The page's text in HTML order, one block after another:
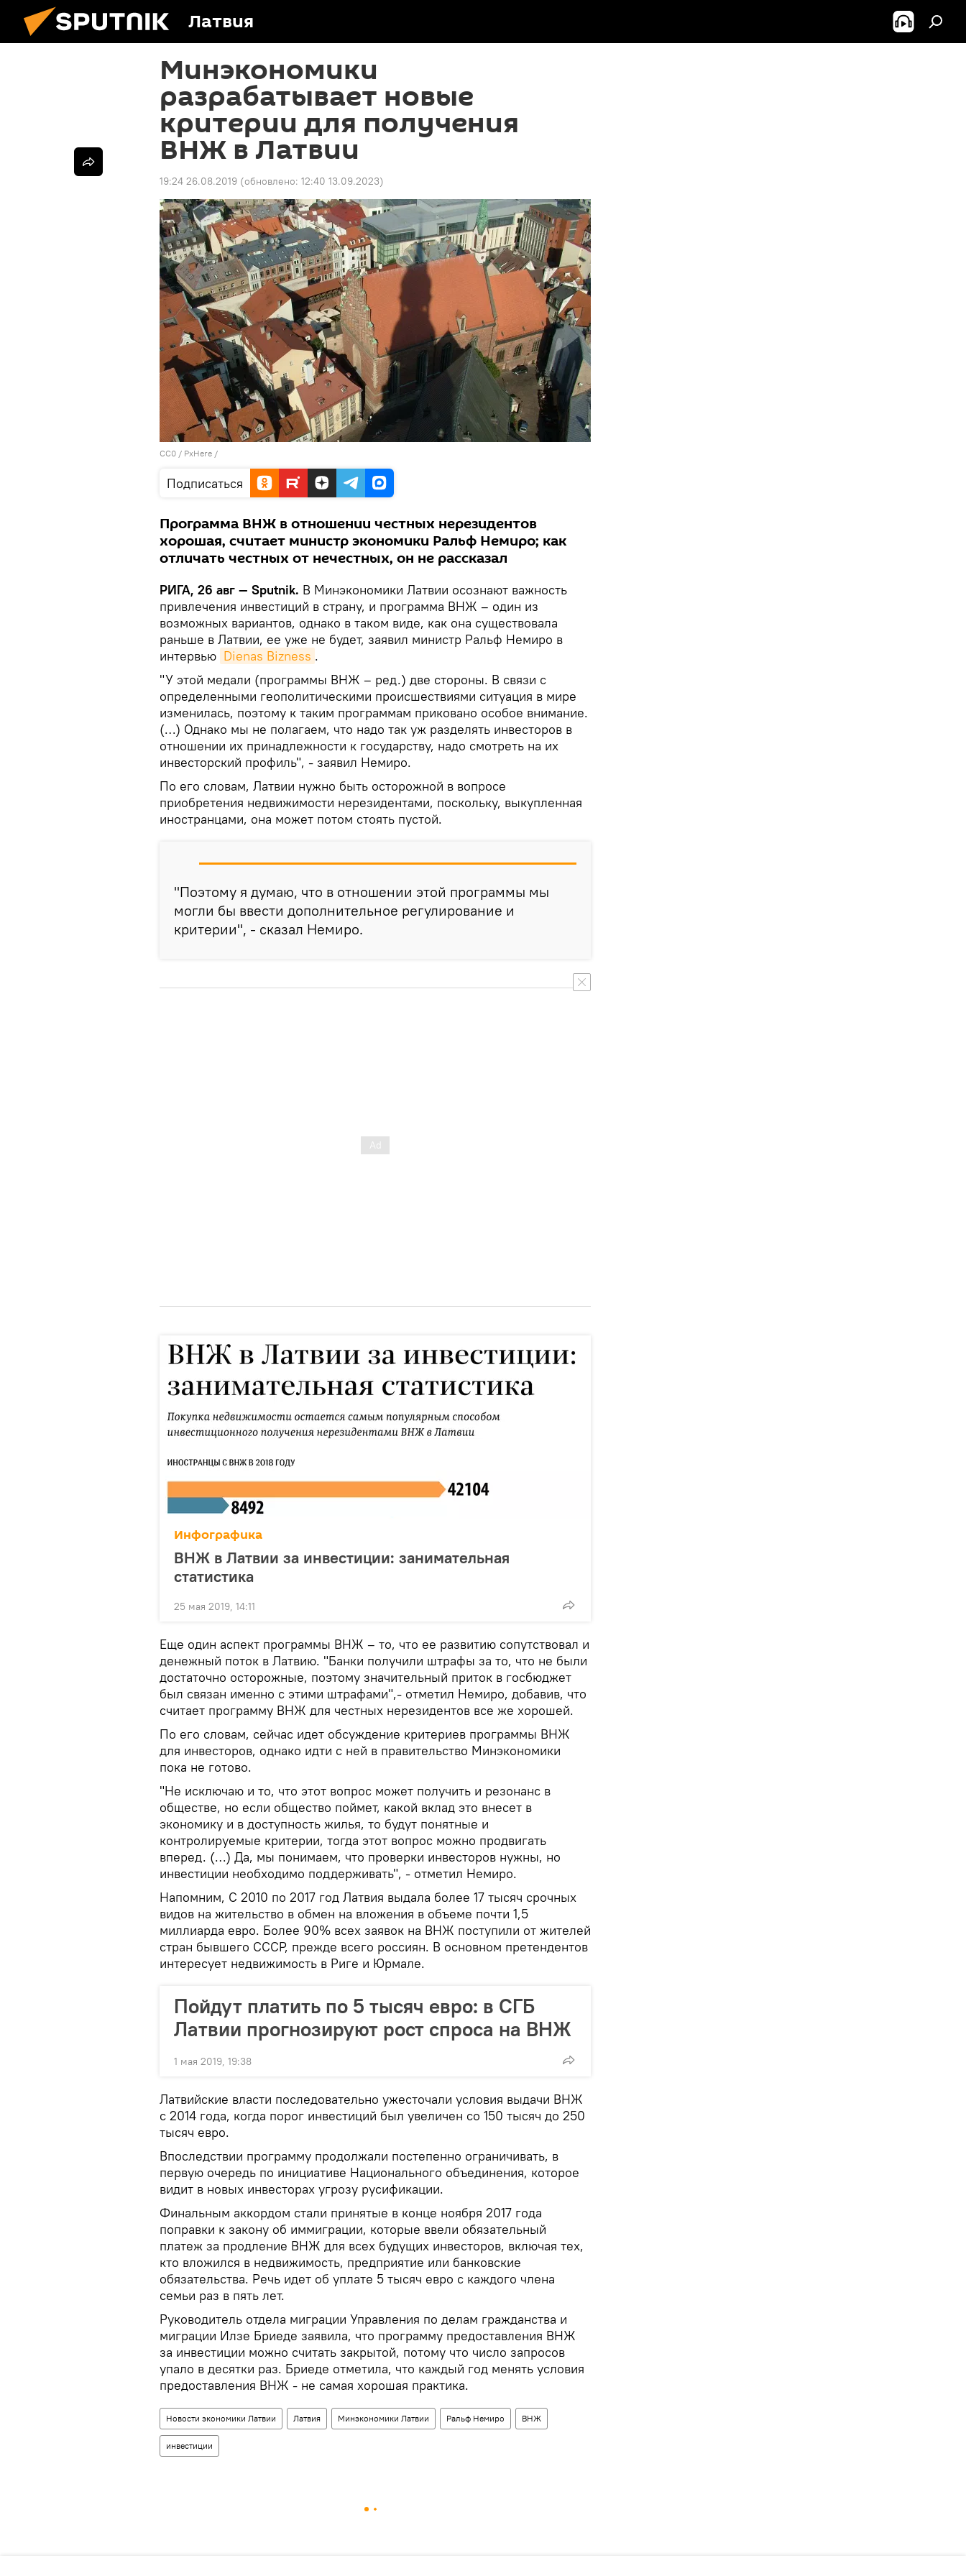
Латвия
Минэкономики
разрабатывает новые
критерии для получения
ВНЖ в Латвии
19:24 26.08.2019 (обновлено: 12:40 13.09.2023)
CC0 / PxHere /
Подписаться
Программа ВНЖ в отношении честных нерезидентов
хорошая, считает министр экономики Ральф Немиро; как
отличать честных от нечестных, он не рассказал
РИГА, 26 авг — Sputnik. В Минэкономики Латвии осознают важность
привлечения инвестиций в страну, и программа ВНЖ – один из
возможных вариантов, однако в таком виде, как она существовала
раньше в Латвии, ее уже не будет, заявил министр Ральф Немиро в
интервью Dienas Bizness .
"У этой медали (программы ВНЖ – ред.) две стороны. В связи с
определенными геополитическими происшествиями ситуация в мире
изменилась, поэтому к таким программам приковано особое внимание.
(…) Однако мы не полагаем, что надо так уж разделять инвесторов в
отношении их принадлежности к государству, надо смотреть на их
инвесторский профиль", - заявил Немиро.
По его словам, Латвии нужно быть осторожной в вопросе
приобретения недвижимости нерезидентами, поскольку, выкупленная
иностранцами, она может потом стоять пустой.
"Поэтому я думаю, что в отношении этой программы мы
могли бы ввести дополнительное регулирование и
критерии", - сказал Немиро.
Инфографика
ВНЖ в Латвии за инвестиции: занимательная
статистика
25 мая 2019, 14:11
Еще один аспект программы ВНЖ – то, что ее развитию сопутствовал и
денежный поток в Латвию. "Банки получили штрафы за то, что не были
достаточно осторожные, поэтому значительный приток в госбюджет
был связан именно с этими штрафами",- отметил Немиро, добавив, что
считает программу ВНЖ для честных нерезидентов все же хорошей.
По его словам, сейчас идет обсуждение критериев программы ВНЖ
для инвесторов, однако идти с ней в правительство Минэкономики
пока не готово.
"Не исключаю и то, что этот вопрос может получить и резонанс в
обществе, но если общество поймет, какой вклад это внесет в
экономику и в доступность жилья, то будут понятные и
контролируемые критерии, тогда этот вопрос можно продвигать
вперед. (…) Да, мы понимаем, что проверки инвесторов нужны, но
инвестиции необходимо поддерживать", - отметил Немиро.
Напомним, С 2010 по 2017 год Латвия выдала более 17 тысяч срочных
видов на жительство в обмен на вложения в объеме почти 1,5
миллиарда евро. Более 90% всех заявок на ВНЖ поступили от жителей
стран бывшего СССР, прежде всего россиян. В основном претендентов
интересует недвижимость в Риге и Юрмале.
Пойдут платить по 5 тысяч евро: в СГБ
Латвии прогнозируют рост спроса на ВНЖ
1 мая 2019, 19:38
Латвийские власти последовательно ужесточали условия выдачи ВНЖ
с 2014 года, когда порог инвестиций был увеличен со 150 тысяч до 250
тысяч евро.
Впоследствии программу продолжали постепенно ограничивать, в
первую очередь по инициативе Национального объединения, которое
видит в новых инвесторах угрозу русификации.
Финальным аккордом стали принятые в конце ноября 2017 года
поправки к закону об иммиграции, которые ввели обязательный
платеж за продление ВНЖ для всех будущих инвесторов, включая тех,
кто вложился в недвижимость, предприятие или банковские
обязательства. Речь идет об уплате 5 тысяч евро с каждого члена
семьи раз в пять лет.
Руководитель отдела миграции Управления по делам гражданства и
миграции Илзе Бриеде заявила, что программу предоставления ВНЖ
за инвестиции можно считать закрытой, потому что число запросов
упало в десятки раз. Бриеде отметила, что каждый год менять условия
предоставления ВНЖ - не самая хорошая практика.
Новости экономики Латвии Латвия Минэкономики Латвии Ральф Немиро ВНЖ
инвестиции